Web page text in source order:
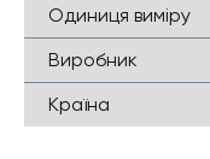
Одиниця виміру
Виробник
Країна